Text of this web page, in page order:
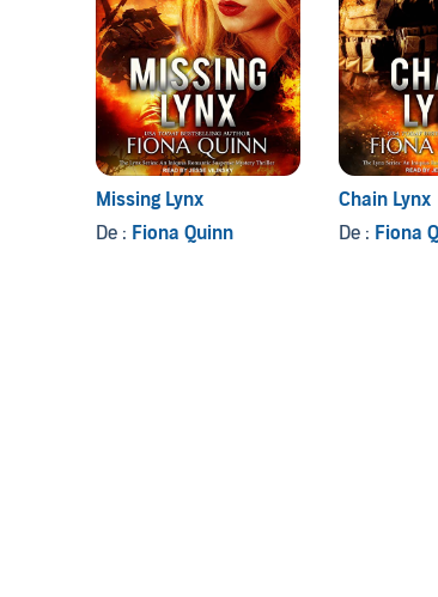
the killer. And time is running out.
©2015 Fiona Quinn (P)2018 Tantor
Missing Lynx
De : Fiona Quinn
Chain Lynx
De : Fiona